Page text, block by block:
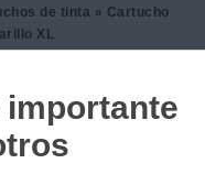
de tinta » Cartucho
XL
EcoInk T2994